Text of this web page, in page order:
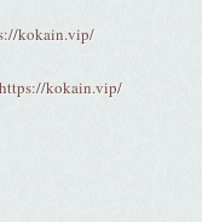
kokain.vip/
kokain.vip/